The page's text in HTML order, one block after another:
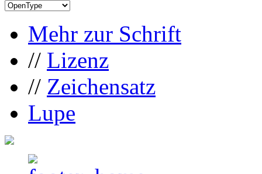
Mehr zur Schrift
// Lizenz
// Zeichensatz
Lupe